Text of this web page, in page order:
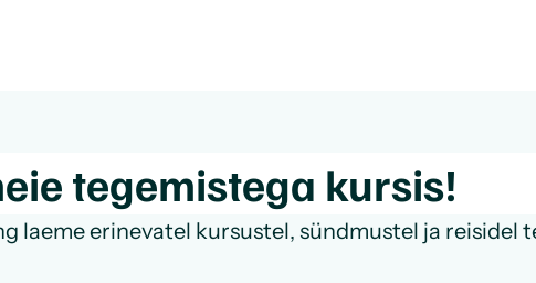
tegemistega kursis!
laeme erinevatel kursustel, sündmustel ja reisidel